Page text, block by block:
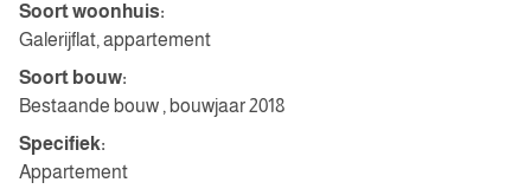
Soort woonhuis:
Galerijflat, appartement
Soort bouw:
Bestaande bouw , bouwjaar 2018
Specifiek:
Appartement